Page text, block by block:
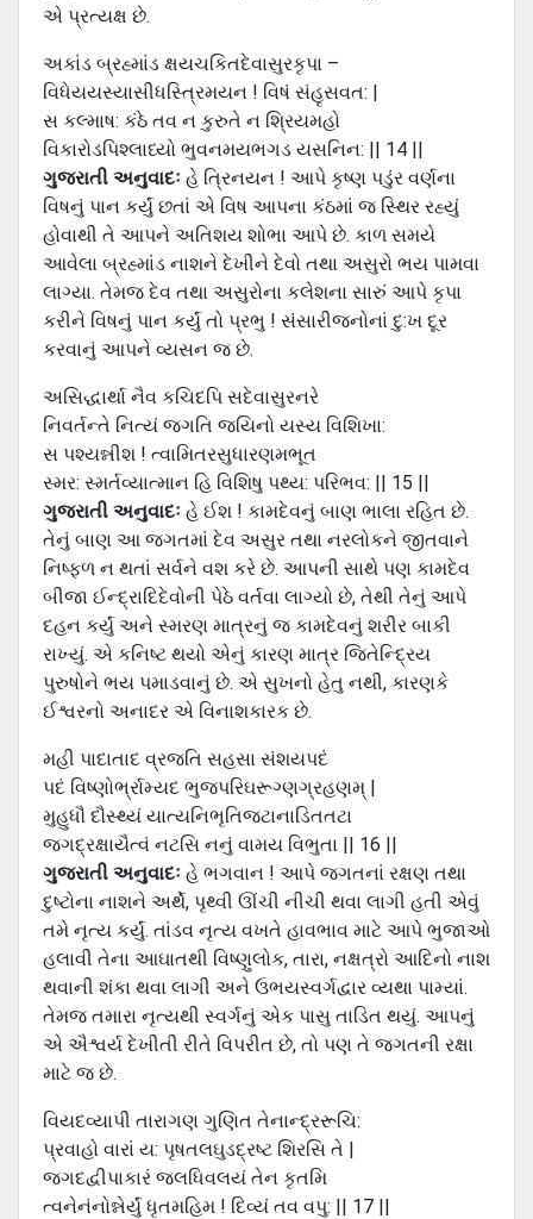
એ પ્રત્યક્ષ છે.
અકાંડ બ્રહ્માંડ ક્ષયચકિતદેવાસુરકૃપા –
વિધેયયસ્યાસીધસ્ત્રિમયન ! વિષં સંહૃસવત: |
સ કલ્માષ: કંઠે તવ ન કુરુતે ન શ્રિયમહો
વિકારોડપિશ્લાધ્યો ભુવનમયભગડ યસનિન: || 14 ||
ગુજરાતી અનુવાદઃ હે ત્રિનયન ! આપે કૃષ્ણ પડુંર વર્ણના
વિષનું પાન કર્યું છતાં એ વિષ આપના કંઠમાં જ સ્થિર રહ્યું
હોવાથી તે આપને અતિશય શોભા આપે છે. કાળ સમયે
આવેલા બ્રહ્માંડ નાશને દેખીને દેવો તથા અસુરો ભય પામવા
લાગ્યા. તેમજ દેવ તથા અસુરોના કલેશના સારું આપે કૃપા
કરીને વિષનું પાન કર્યું તો પ્રભુ ! સંસારીજનોનાં દુ:ખ દૂર
કરવાનું આપને વ્યસન જ છે.
અસિદ્ધાર્થા નૈવ કચિદપિ સદેવાસુરનરે
નિવર્તન્તે નિત્યં જગતિ જયિનો યસ્ય વિશિખા:
સ પશ્યન્નીશ ! ત્વામિતરસુધારણમભૂત
સ્મર: સ્મર્તવ્યાત્માન હિ વિશિષુ પથ્ય: પરિભવ: || 15 ||
ગુજરાતી અનુવાદઃ હે ઈશ ! કામદેવનું બાણ ભાલા રહિત છે.
તેનું બાણ આ જગતમાં દેવ અસુર તથા નરલોકને જીતવાને
નિષ્ફળ ન થતાં સર્વને વશ કરે છે. આપની સાથે પણ કામદેવ
બીજા ઈન્દ્રાદિદેવોની પેઠે વર્તવા લાગ્યો છે, તેથી તેનું આપે
દહન કર્યું અને સ્મરણ માત્રનું જ કામદેવનું શરીર બાકી
રાખ્યું. એ કનિષ્ટ થયો એનું કારણ માત્ર જિતેન્દ્રિય
પુરુષોને ભય પમાડવાનું છે. એ સુખનો હેતુ નથી, કારણકે
ઈશ્વરનો અનાદર એ વિનાશકારક છે.
મહી પાદાતાદ વ્રજતિ સહસા સંશયપદં
પદં વિષ્ણોર્ભ્રામ્યદ ભુજપરિઘરૂગ્ણગ્રહણમ્ |
મુહુધૌ દૌસ્થ્યં યાત્યનિભૃતિજટાનાડિતતટા
જગદ્રક્ષાયૈત્વં નટસિ નનું વામય વિભુતા || 16 ||
ગુજરાતી અનુવાદઃ હે ભગવાન ! આપે જગતનાં રક્ષણ તથા
દુષ્ટોના નાશને અર્થે, પૃથ્વી ઊંચી નીચી થવા લાગી હતી એવું
તમે નૃત્ય કર્યું. તાંડવ નૃત્ય વખતે હાવભાવ માટે આપે ભુજાઓ
હલાવી તેના આઘાતથી વિષ્ણુલોક, તારા, નક્ષત્રો આદિનો નાશ
થવાની શંકા થવા લાગી અને ઉભયસ્વર્ગદ્વાર વ્યથા પામ્યાં.
તેમજ તમારા નૃત્યથી સ્વર્ગનું એક પાસુ તાડિત થયું. આપનું
એ ઐશ્વર્ય દેખીતી રીતે વિપરીત છે, તો પણ તે જગતની રક્ષા
માટે જ છે.
વિયદવ્યાપી તારાગણ ગુણિત તેનાન્દ્રરૂચિ:
પ્રવાહો વારાં ય: પૃષતલઘુડદ્રષ્ટ શિરસિ તે |
જગદદ્વીપાકારં જલધિવલયં તેન કૃતમિ
ત્વનેનંનોન્નેર્યું ધૃતમહિમ ! દિવ્યં તવ વપુ: || 17 ||